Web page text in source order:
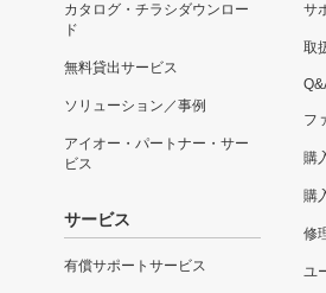
カタログ・チラシダウンロー
ド
無料貸出サービス
ソリューション／事例
アイオー・パートナー・サー
ビス
サービス
有償サポートサービス
サ
取
フ
購
購
修
ユ